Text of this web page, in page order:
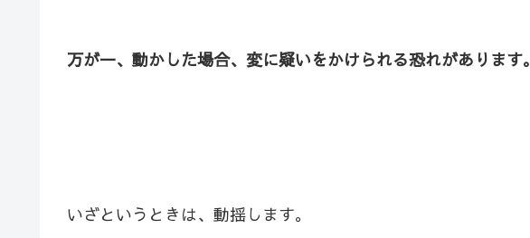
万が一、動かした場合、変に疑いをかけられる恐れがあります。
いざというときは、動揺します。